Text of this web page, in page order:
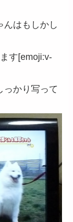
んはもしかし
す[emoji:v-
っかり写って